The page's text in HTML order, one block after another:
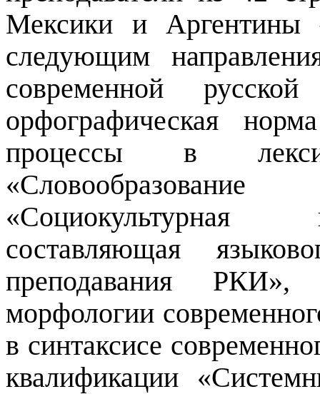
Мексики и Аргентины
следующим
современной
орфографическая
процессы в
«Социокультурная
составляющая
преподавания
морфологии
в синтаксисе
квалификации «